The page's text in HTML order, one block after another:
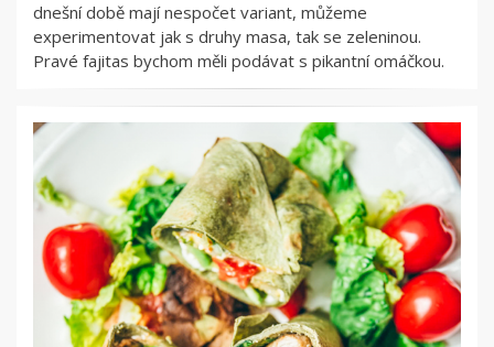
dnešní době mají nespočet variant, můžeme
experimentovat jak s druhy masa, tak se zeleninou.
Pravé fajitas bychom měli podávat s pikantní omáčkou.